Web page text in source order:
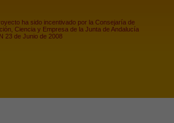
ha sido incentivado por la Consejaría de
Ciencia y Empresa de la Junta de Andalucía
23 de Junio de 2008